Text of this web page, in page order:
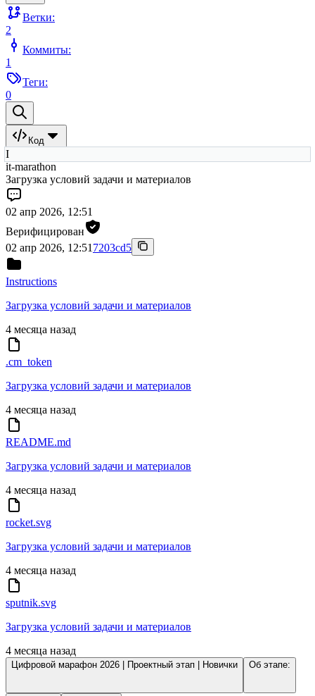
Ветки:
2
Коммиты:
1
Теги:
0
Код
I
it-marathon
Загрузка условий задачи и материалов
02 апр 2026, 12:51
Верифицирован
02 апр 2026, 12:51 7203cd5
Instructions
Загрузка условий задачи и материалов
4 месяца назад
.cm_token
Загрузка условий задачи и материалов
4 месяца назад
README.md
Загрузка условий задачи и материалов
4 месяца назад
rocket.svg
Загрузка условий задачи и материалов
4 месяца назад
sputnik.svg
Загрузка условий задачи и материалов
4 месяца назад
Цифровой марафон 2026 | Проектный этап | Новички Об этапе: